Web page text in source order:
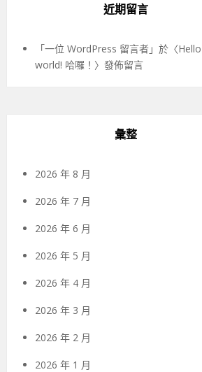
近期留言
「一位 WordPress 留言者 」於〈Hello
world! 哈囉！ 〉發佈留言
彙整
2026 年 8 月
2026 年 7 月
2026 年 6 月
2026 年 5 月
2026 年 4 月
2026 年 3 月
2026 年 2 月
2026 年 1 月